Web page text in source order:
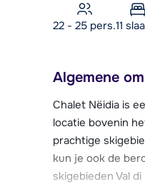
22 - 25 pers.11
Algemene
Chalet Nëidia is
locatie bovenin
prachtige
kun je ook de
skigebieden Val